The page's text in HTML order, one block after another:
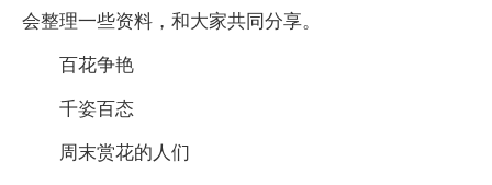
会整理一些资料，和大家共同分享。
百花争艳
千姿百态
周末赏花的人们